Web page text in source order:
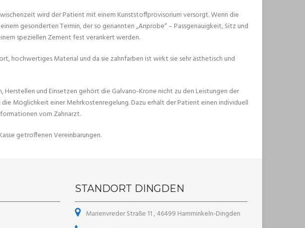
wird der Patient mit einem Kunststoffprovisorium versorgt. Wenn die
gesonderten Termin, der so genannten „Anprobe“ – Passgenauigkeit, Sitz und
speziellen Zement fest verankert werden.
hochwertiges Material und da sie zahnfarben ist wirkt sie sehr ästhetisch und
und Einsetzen gehört die Galvano-Krone nicht zu den Leistungen der
Möglichkeit einer Mehrkostenregelung. Dazu erhält der Patient einen individuell
vom Zahnarzt.
getroffenen Vereinbarungen.
STANDORT DINGDEN
Marienvreder Straße 11 , 46499 Hamminkeln-Dingden